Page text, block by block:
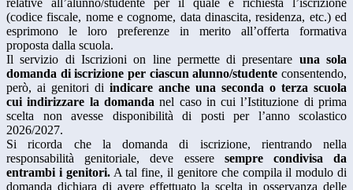
relative all’alunno/studente per il quale è richiesta l’iscrizione
(codice fiscale, nome e cognome, data dinascita, residenza, etc.) ed
esprimono le loro preferenze in merito all’offerta formativa
proposta dalla scuola.
Il servizio di Iscrizioni on line permette di presentare una sola
domanda di iscrizione per ciascun alunno/studente consentendo,
però, ai genitori di indicare anche una seconda o terza scuola
cui indirizzare la domanda nel caso in cui l’Istituzione di prima
scelta non avesse disponibilità di posti per l’anno scolastico
2026/2027.
Si ricorda che la domanda di iscrizione, rientrando nella
responsabilità genitoriale, deve essere sempre condivisa da
entrambi i genitori.A tal fine, il genitore che compila il modulo di
domanda dichiara di avere effettuato la scelta in osservanza delle